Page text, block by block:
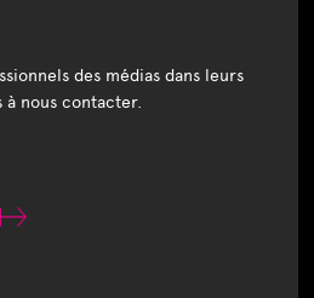
des médias dans leurs
à nous contacter.